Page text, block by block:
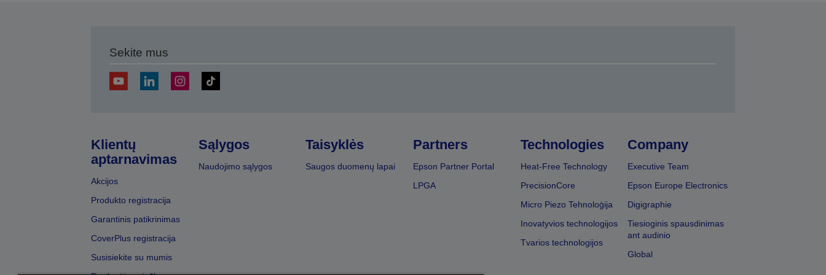
Sekite mus
Klientų
aptarnavimas
Akcijos
Produkto registracija
Garantinis patikrinimas
CoverPlus registracija
Susisiekite su mumis
Sąlygos
Naudojimo sąlygos
Taisyklės
Saugos duomenų lapai
Partners
Epson Partner Portal
LPGA
Technologies
Heat-Free Technology
PrecisionCore
Micro Piezo Tehnoloģija
Inovatyvios technologijos
Tvarios technologijos
Company
Executive Team
Epson Europe Electronics
Digigraphie
Tiesioginis spausdinimas
ant audinio
Global